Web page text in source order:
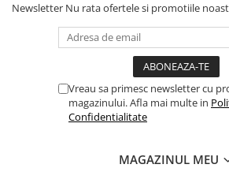
Newsletter Nu rata ofertele si promotiile
Vreau sa primesc newsletter cu
magazinului. Afla mai multe in
Confidentialitate
MAGAZINUL MEU